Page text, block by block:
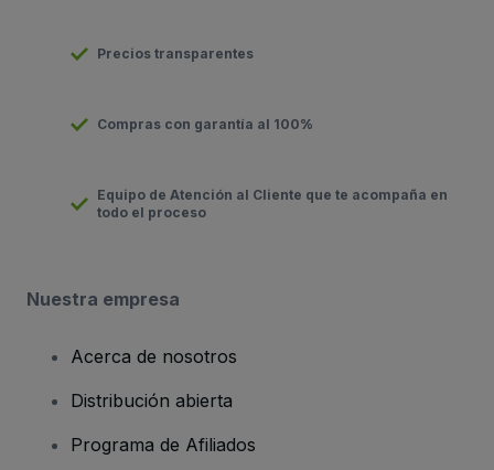
Precios transparentes
Compras con garantía al 100%
Equipo de Atención al Cliente que te acompaña en
todo el proceso
Nuestra empresa
Acerca de nosotros
Distribución abierta
Programa de Afiliados